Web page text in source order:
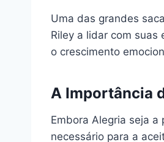
Uma das grandes
Riley a lidar com
o crescimento
A Importância
Embora Alegria seja
necessário para a